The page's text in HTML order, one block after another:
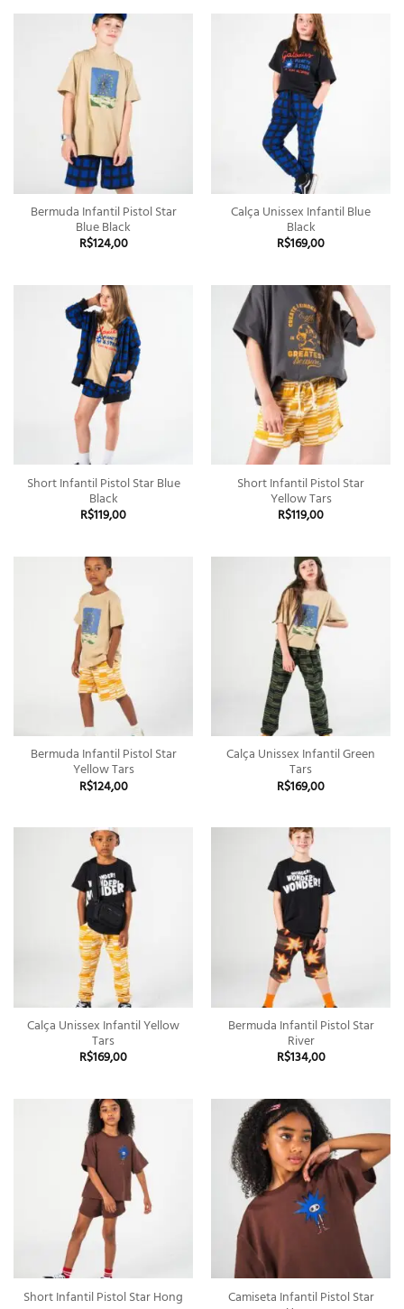
Bermuda Infantil Pistol Star
Blue Black
R$124,00
Calça Unissex Infantil Blue
Black
R$169,00
Short Infantil Pistol Star Blue
Black
R$119,00
Short Infantil Pistol Star
Yellow Tars
R$119,00
Bermuda Infantil Pistol Star
Yellow Tars
R$124,00
Calça Unissex Infantil Green
Tars
R$169,00
Calça Unissex Infantil Yellow
Tars
R$169,00
Bermuda Infantil Pistol Star
River
R$134,00
Short Infantil Pistol Star Hong Camiseta Infantil Pistol Star